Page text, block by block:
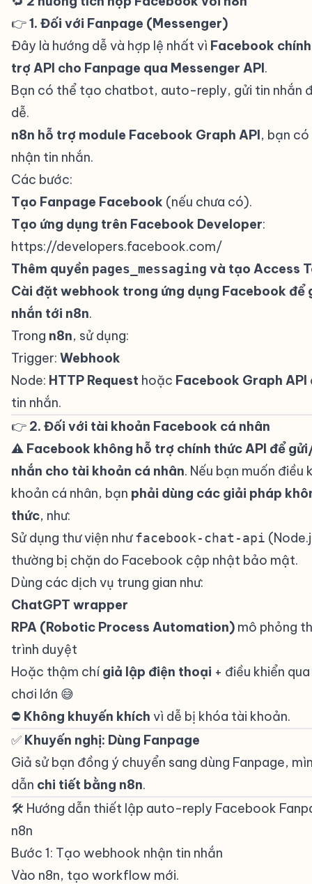
👉1. Đối với Fanpage (Messenger)
Đây là hướng dễ và hợp lệ nhất vì Facebook
trợ API cho Fanpage qua Messenger API.
Bạn có thể tạo chatbot, auto-reply, gửi tin nhắn
dễ.
n8n hỗ trợ module Facebook Graph API, bạn
nhận tin nhắn.
Các bước:
Tạo Fanpage Facebook (nếu chưa có).
Tạo ứng dụng trên Facebook Developer:
https://developers.facebook.com/
Thêm quyền pages_messaging và tạo Access
Cài đặt webhook trong ứng dụng Facebook để
nhắn tới n8n.
Trong n8n, sử dụng:
Trigger: Webhook
Node: HTTP Request hoặc Facebook Graph API
tin nhắn.
👉 2. Đối với tài khoản Facebook cá nhân
⚠️ Facebook không hỗ trợ chính thức API để
nhắn cho tài khoản cá nhân. Nếu bạn muốn điều
khoản cá nhân, bạn phải dùng các giải pháp
thức, như:
Sử dụng thư viện nhưfacebook-chat-api
thường bị chặn do Facebook cập nhật bảo mật.
Dùng các dịch vụ trung gian như:
ChatGPT wrapper
RPA (Robotic Process Automation) mô phỏng
trình duyệt
Hoặc thậm chígiả lập điện thoại + điều khiển
chơi lớn 😅
⛔ Không khuyến khích vì dễ bị khóa tài khoản.
✅ Khuyến nghị: Dùng Fanpage
Giả sử bạn đồng ý chuyển sang dùng Fanpage,
dẫn chi tiết bằng n8n.
🛠 Hướng dẫn thiết lập auto-reply Facebook
n8n
Bước 1: Tạo webhook nhận tin nhắn
Vào n8n, tạo workflow mới.